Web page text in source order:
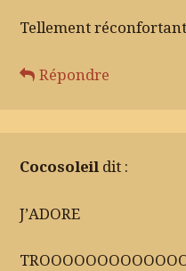
Tellement
Répondre
Cocosoleil dit :
J’ADORE